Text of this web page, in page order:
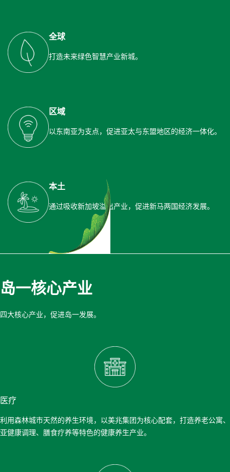
全球
打造未来绿色智慧产业新城。
区域
以东南亚为支点，促进亚太与东盟地区的经济一体化。
本土
通过吸收新加坡溢出产业，促进新马两国经济发展。
岛一核心产业
四大核心产业，促进岛一发展。
医疗
利用森林城市天然的养生环境，以美兆集团为核心配套，打造养老公寓、
亚健康调理、膳食疗养等特色的健康养生产业。